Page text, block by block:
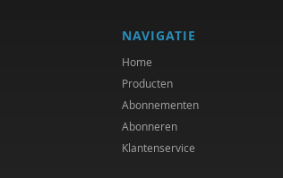
NAVIGATIE
Home
Producten
Abonnementen
Abonneren
Klantenservice